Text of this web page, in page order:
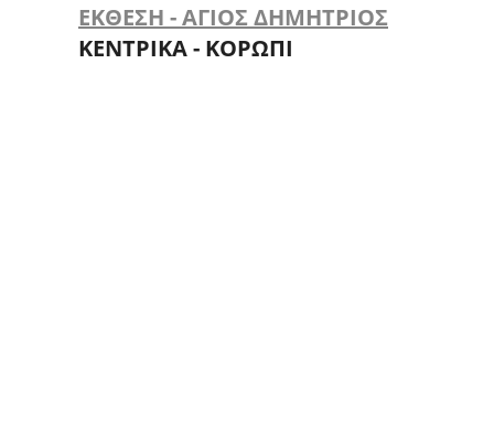
ΕΚΘΕΣΗ - ΑΓΙΟΣ ΔΗΜΗΤΡΙΟΣ
ΚΕΝΤΡΙΚΑ - ΚΟΡΩΠΙ